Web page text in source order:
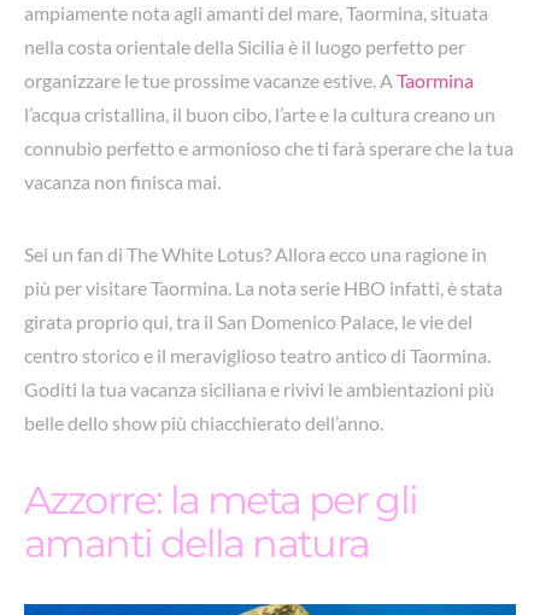
ampiamente nota agli amanti del mare, Taormina, situata
nella costa orientale della Sicilia è il luogo perfetto per
organizzare le tue prossime vacanze estive. A Taormina
l’acqua cristallina, il buon cibo, l’arte e la cultura creano un
connubio perfetto e armonioso che ti farà sperare che la tua
vacanza non finisca mai.
Sei un fan di The White Lotus? Allora ecco una ragione in
più per visitare Taormina. La nota serie HBO infatti, è stata
girata proprio qui, tra il San Domenico Palace, le vie del
centro storico e il meraviglioso teatro antico di Taormina.
Goditi la tua vacanza siciliana e rivivi le ambientazioni più
belle dello show più chiacchierato dell’anno.
Azzorre: la meta per gli
amanti della natura